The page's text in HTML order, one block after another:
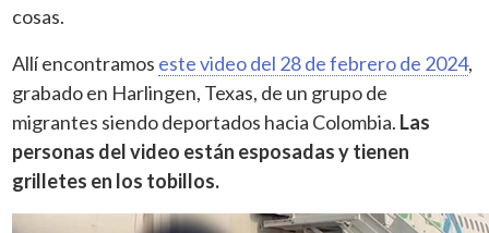
cosas.
Allí encontramos este video del 28 de febrero de 2024,
grabado en Harlingen, Texas, de un grupo de
migrantes siendo deportados hacia Colombia. Las
personas del video están esposadas y tienen
grilletes en los tobillos.